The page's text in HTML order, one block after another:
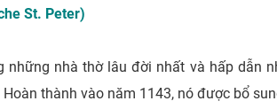
St. Peter)
những nhà thờ lâu đời nhất và hấp dẫn
thành vào năm 1143, nó được bổ